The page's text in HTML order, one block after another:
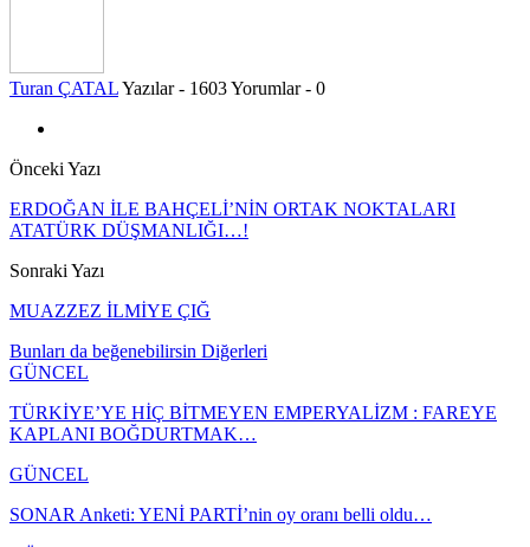
Turan ÇATALYazılar - 1603Yorumlar - 0
Önceki Yazı
ERDOĞAN İLE BAHÇELİ’NİN ORTAK NOKTALARI
ATATÜRK DÜŞMANLIĞI…!
Sonraki Yazı
MUAZZEZ İLMİYE ÇIĞ
Bunları da beğenebilirsin Diğerleri
GÜNCEL
TÜRKİYE’YE HİÇ BİTMEYEN EMPERYALİZM : FAREYE
KAPLANI BOĞDURTMAK…
GÜNCEL
SONAR Anketi: YENİ PARTİ’nin oy oranı belli oldu…